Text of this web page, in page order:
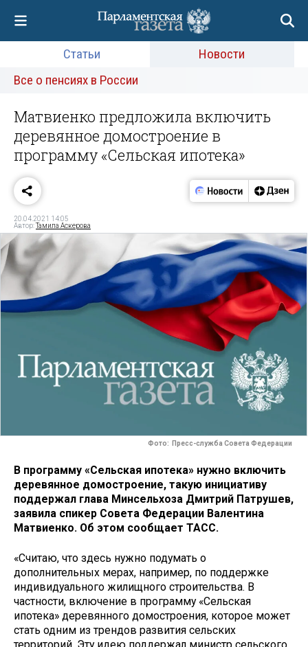
Статьи
Новости
Все о пенсиях в России
Матвиенко предложила включить
деревянное домостроение в
программу «Сельская ипотека»
20.04.2021 14:05
Автор:Тамила Аскерова
Фото: Пресс-служба Совета Федерации
В программу «Сельская ипотека» нужно включить
деревянное домостроение, такую инициативу
поддержал глава Минсельхоза Дмитрий Патрушев,
заявила спикер Совета Федерации Валентина
Матвиенко. Об этом сообщает ТАСС.
«Считаю, что здесь нужно подумать о
дополнительных мерах, например, по поддержке
индивидуального жилищного строительства. В
частности, включение в программу «Сельская
ипотека» деревянного домостроения, которое может
стать одним из трендов развития сельских